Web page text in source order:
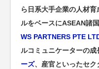
ら日系大手企業の人材
ルをベースにASEAN諸
WS PARTNERS PTE
ルコミュニケーターの成
ーズ、産官といったセ